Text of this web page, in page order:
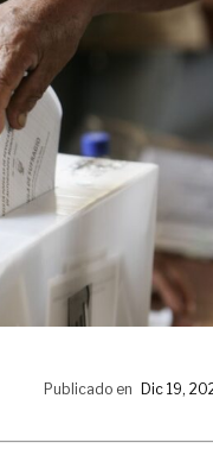
Publicado en Dic 19,